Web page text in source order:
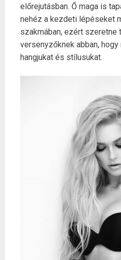
előrejutásban. Ő maga is
nehéz a kezdeti lépéseket
szakmában, ezért szeretne
versenyzőknek abban,
hangjukat és stílusukat.